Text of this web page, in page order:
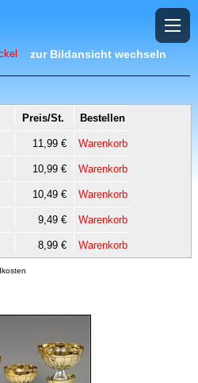
zur Bildansicht wechseln
Preis/St. Bestellen
11,99 € Warenkorb
10,99 € Warenkorb
10,49 € Warenkorb
9,49 € Warenkorb
8,99 € Warenkorb